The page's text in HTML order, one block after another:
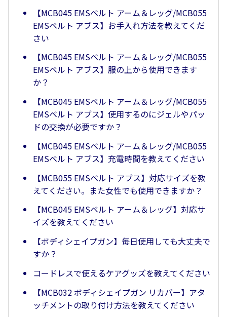
【MCB045 EMSベルト アーム＆レッグ/MCB055
EMSベルト アブス】お手入れ方法を教えてくだ
さい
【MCB045 EMSベルト アーム＆レッグ/MCB055
EMSベルト アブス】服の上から使用できます
か？
【MCB045 EMSベルト アーム＆レッグ/MCB055
EMSベルト アブス】使用するのにジェルやパッ
ドの交換が必要ですか？
【MCB045 EMSベルト アーム＆レッグ/MCB055
EMSベルト アブス】充電時間を教えてください
【MCB055 EMSベルト アブス】対応サイズを教
えてください。また女性でも使用できますか？
【MCB045 EMSベルト アーム＆レッグ】対応サ
イズを教えてください
【ボディシェイプガン】毎日使用しても大丈夫で
すか？
コードレスで使えるケアグッズを教えてください
【MCB032 ボディシェイプガン リカバー】アタ
ッチメントの取り付け方法を教えてください